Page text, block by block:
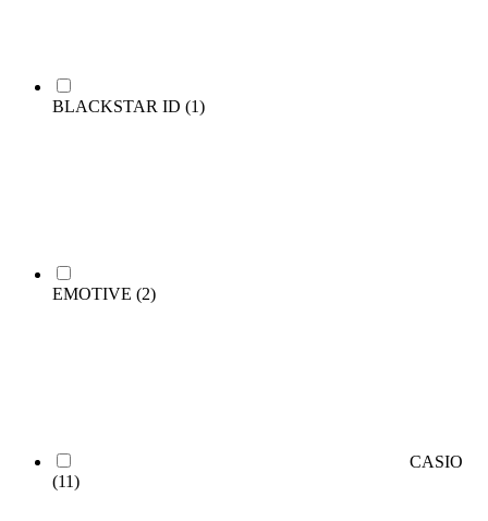
BLACKSTAR ID (1)
EMOTIVE (2)
CASIO
(11)